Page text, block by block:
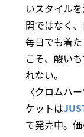
いスタイル
開ではなく
毎日でも着
こそ、酸い
れない。
〈クロムハ
ケットは
て発売中。